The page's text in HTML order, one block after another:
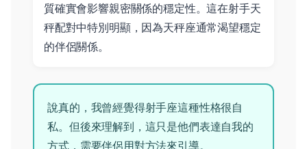
質確實會影響親密關係的穩定性。這在射手天
秤配對中特別明顯，因為天秤座通常渴望穩定
的伴侶關係。
說真的，我曾經覺得射手座這種性格很自
私。但後來理解到，這只是他們表達自我的
方式，需要伴侶用對方法來引導。